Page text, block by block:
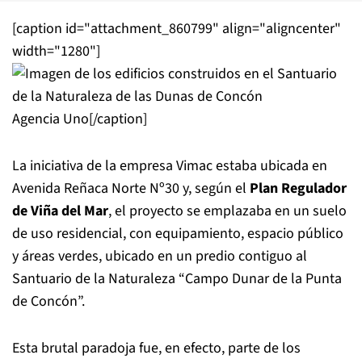
[caption id="attachment_860799" align="aligncenter"
width="1280"]
Agencia Uno[/caption]
La iniciativa de la empresa Vimac estaba ubicada en
Avenida Reñaca Norte Nº30 y, según el Plan Regulador
de Viña del Mar, el proyecto se emplazaba en un suelo
de uso residencial, con equipamiento, espacio público
y áreas verdes, ubicado en un predio contiguo al
Santuario de la Naturaleza “Campo Dunar de la Punta
de Concón”.
Esta brutal paradoja fue, en efecto, parte de los